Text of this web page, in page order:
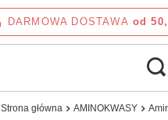
DARMOWA DOSTAWA od
Strona główna AMINOKWASY